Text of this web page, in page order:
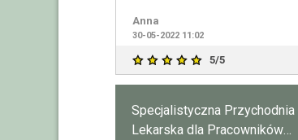
Anna
30-05-2022 11:02
5/5
Specjalistyczna Przychodnia
Lekarska dla Pracowników